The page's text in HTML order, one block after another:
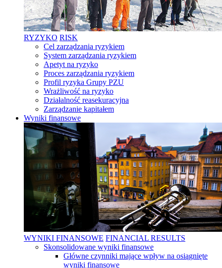
RYZYKO RISK
Cel zarządzania ryzykiem
System zarządzania ryzykiem
Apetyt na ryzyko
Proces zarządzania ryzykiem
Profil ryzyka Grupy PZU
Wrażliwość na ryzyko
Działalność reasekuracyjna
Zarządzanie kapitałem
Wyniki finansowe
WYNIKI FINANSOWE FINANCIAL RESULTS
Skonsolidowane wyniki finansowe
Główne czynniki mające wpływ na osiągnięte
wyniki finansowe